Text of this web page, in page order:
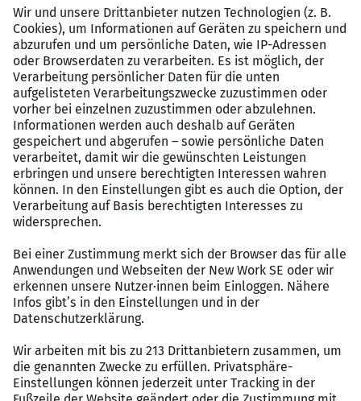
Du bist ein Teamplayer mit sehr guter
Kommunikationsfähigkeit und
Kundenorientierung
Deine Vorteile bei uns
Flache Hierarchien & viel Gestaltungsspielraum
Fundierte Einarbeitung & individuelle Entwicklung
Flexible Arbeitszeitmodelle & Homeoffice
Lebendige Firmen- & Teamevents, die verbinden
Kontakt
Die Verwaltung von morgen denkt, lebt und arbeitet
vernetzt.
Sie übernimmt digitale Verantwortung für Prozesse,